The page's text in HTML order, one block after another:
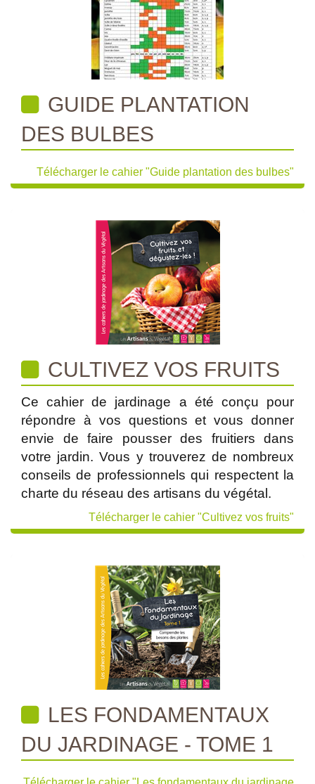
GUIDE PLANTATION
DES BULBES
Télécharger le cahier "Guide plantation des bulbes"
CULTIVEZ VOS FRUITS
Ce cahier de jardinage a été conçu pour
répondre à vos questions et vous donner
envie de faire pousser des fruitiers dans
votre jardin. Vous y trouverez de nombreux
conseils de professionnels qui respectent la
charte du réseau des artisans du végétal.
Télécharger le cahier "Cultivez vos fruits"
LES FONDAMENTAUX
DU JARDINAGE - TOME 1